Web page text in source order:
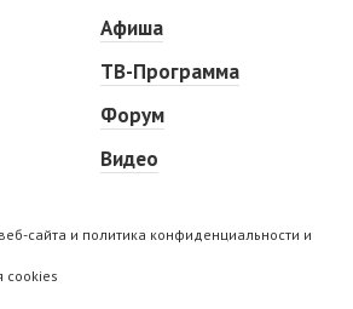
Афиша
ТВ-Программа
Форум
Видео
сайта и политика конфиденциальности и
cookies